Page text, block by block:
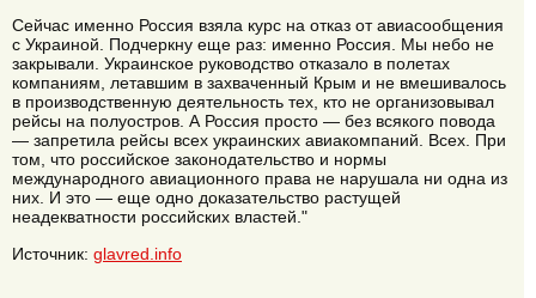
Сейчас именно Россия взяла курс на отказ от авиасообщения
с Украиной. Подчеркну еще раз: именно Россия. Мы небо не
закрывали. Украинское руководство отказало в полетах
компаниям, летавшим в захваченный Крым и не вмешивалось
в производственную деятельность тех, кто не организовывал
рейсы на полуостров. А Россия просто — без всякого повода
— запретила рейсы всех украинских авиакомпаний. Всех. При
том, что российское законодательство и нормы
международного авиационного права не нарушала ни одна из
них. И это — еще одно доказательство растущей
неадекватности российских властей."
Источник: glavred.info